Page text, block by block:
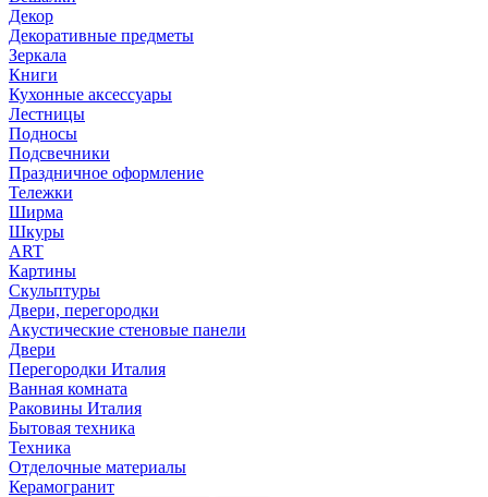
Декор
Декоративные предметы
Зеркала
Книги
Кухонные аксессуары
Лестницы
Подносы
Подсвечники
Праздничное оформление
Тележки
Ширма
Шкуры
ART
Картины
Скульптуры
Двери, перегородки
Акустические стеновые панели
Двери
Перегородки Италия
Ванная комната
Раковины Италия
Бытовая техника
Техника
Отделочные материалы
Керамогранит